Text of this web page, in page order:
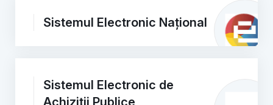
Sistemul Electronic Național
Sistemul Electronic de
Achiziții Publice